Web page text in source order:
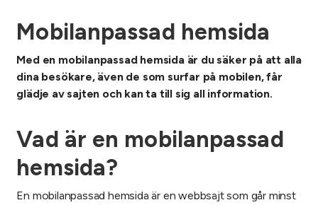
Mobilanpassad hemsida
Med en mobilanpassad hemsida är du säker på att alla
dina besökare, även de som surfar på mobilen, får
glädje av sajten och kan ta till sig all information.
Vad är en mobilanpassad
hemsida?
En mobilanpassad hemsida är en webbsajt som går minst